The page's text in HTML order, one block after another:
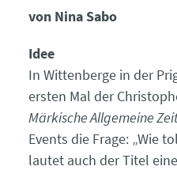
von Nina Sabo
Idee
In Wittenberge in der
ersten Mal der
Märkische Allgemeine
Events die Frage: „Wie
lautet auch der Titel